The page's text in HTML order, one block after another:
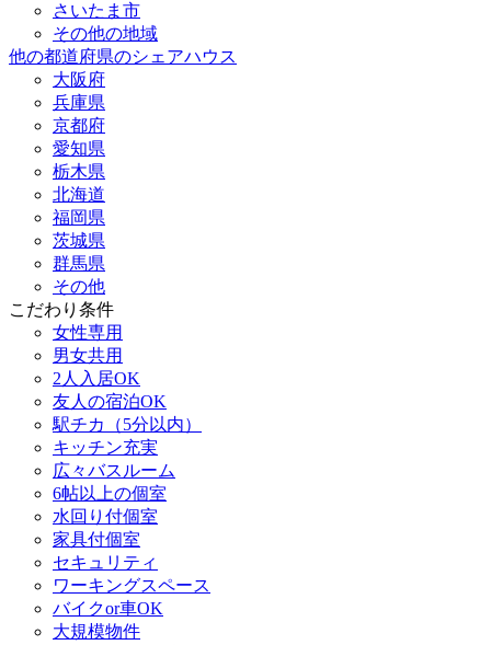
さいたま市
その他の地域
他の都道府県のシェアハウス
大阪府
兵庫県
京都府
愛知県
栃木県
北海道
福岡県
茨城県
群馬県
その他
こだわり条件
女性専用
男女共用
2人入居OK
友人の宿泊OK
駅チカ（5分以内）
キッチン充実
広々バスルーム
6帖以上の個室
水回り付個室
家具付個室
セキュリティ
ワーキングスペース
バイクor車OK
大規模物件